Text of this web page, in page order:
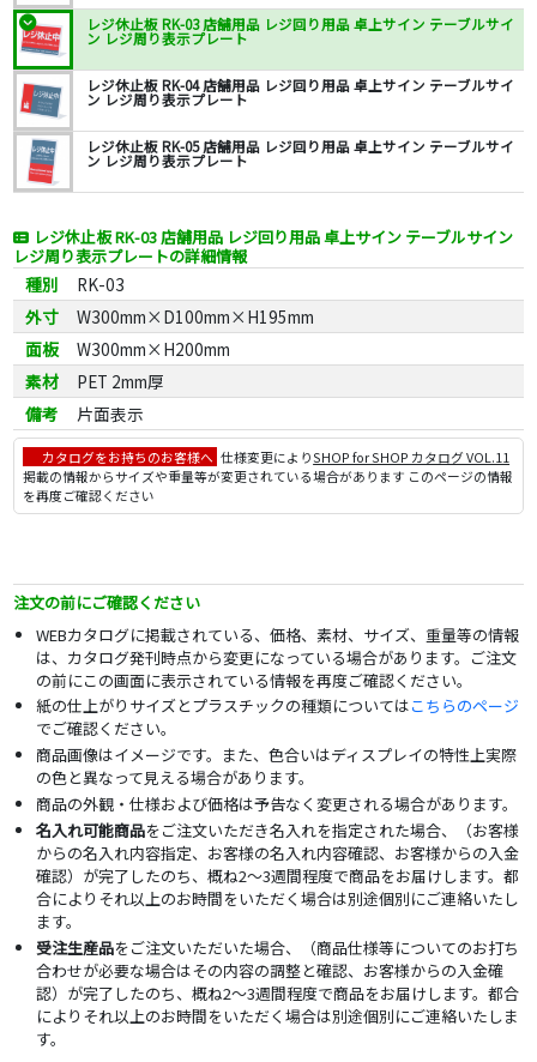
レジ休止板 RK-03 店舗用品 レジ回り用品 卓上サイン テーブルサイ
ン レジ周り表示プレート
レジ休止板 RK-04 店舗用品 レジ回り用品 卓上サイン テーブルサイ
ン レジ周り表示プレート
レジ休止板 RK-05 店舗用品 レジ回り用品 卓上サイン テーブルサイ
ン レジ周り表示プレート
レジ休止板 RK-03 店舗用品 レジ回り用品 卓上サイン テーブルサイン
レジ周り表示プレートの詳細情報
種別
RK-03
外寸
W300mm×D100mm×H195mm
面板
W300mm×H200mm
素材
PET 2mm厚
備考
片面表示
カタログをお持ちのお客様へ 仕様変更によりSHOP for SHOP カタログ VOL.11
掲載の情報からサイズや重量等が変更されている場合があります このページの情報
を再度ご確認ください
注文の前にご確認ください
WEBカタログに掲載されている、価格、素材、サイズ、重量等の情報
は、カタログ発刊時点から変更になっている場合があります。ご注文
の前にこの画面に表示されている情報を再度ご確認ください。
紙の仕上がりサイズとプラスチックの種類についてはこちらのページ
でご確認ください。
商品画像はイメージです。また、色合いはディスプレイの特性上実際
の色と異なって見える場合があります。
商品の外観・仕様および価格は予告なく変更される場合があります。
名入れ可能商品をご注文いただき名入れを指定された場合、（お客様
からの名入れ内容指定、お客様の名入れ内容確認、お客様からの入金
確認）が完了したのち、概ね2～3週間程度で商品をお届けします。都
合によりそれ以上のお時間をいただく場合は別途個別にご連絡いたし
ます。
受注生産品をご注文いただいた場合、（商品仕様等についてのお打ち
合わせが必要な場合はその内容の調整と確認、お客様からの入金確
認）が完了したのち、概ね2～3週間程度で商品をお届けします。都合
によりそれ以上のお時間をいただく場合は別途個別にご連絡いたしま
す。